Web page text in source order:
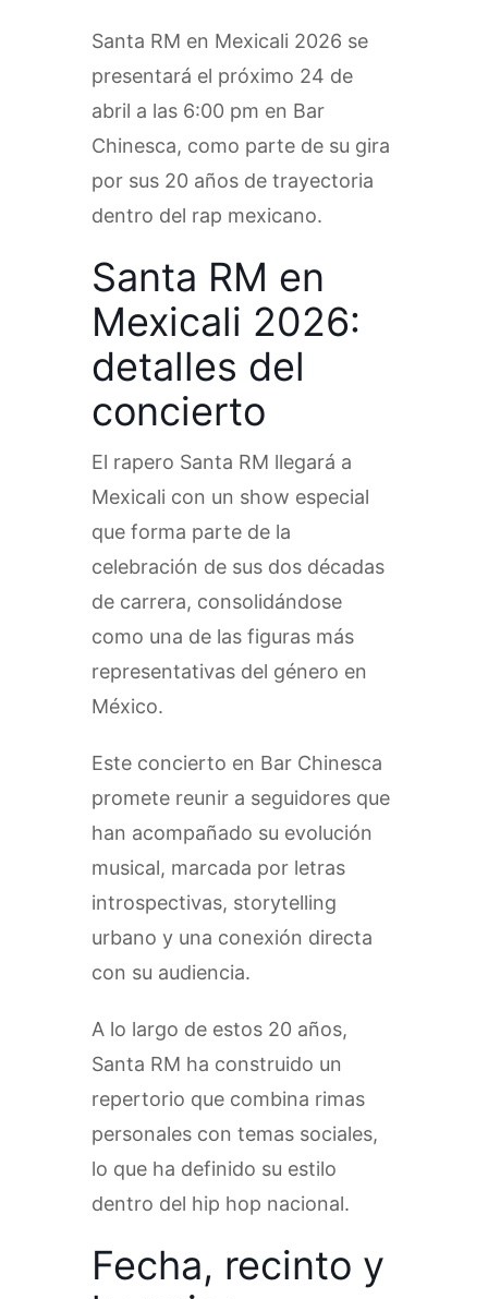
Santa RM en Mexicali 2026 se
presentará el próximo 24 de
abril a las 6:00 pm en Bar
Chinesca, como parte de su gira
por sus 20 años de trayectoria
dentro del rap mexicano.
Santa RM en
Mexicali 2026:
detalles del
concierto
El rapero Santa RM llegará a
Mexicali con un show especial
que forma parte de la
celebración de sus dos décadas
de carrera, consolidándose
como una de las figuras más
representativas del género en
México.
Este concierto en Bar Chinesca
promete reunir a seguidores que
han acompañado su evolución
musical, marcada por letras
introspectivas, storytelling
urbano y una conexión directa
con su audiencia.
A lo largo de estos 20 años,
Santa RM ha construido un
repertorio que combina rimas
personales con temas sociales,
lo que ha definido su estilo
dentro del hip hop nacional.
Fecha, recinto y